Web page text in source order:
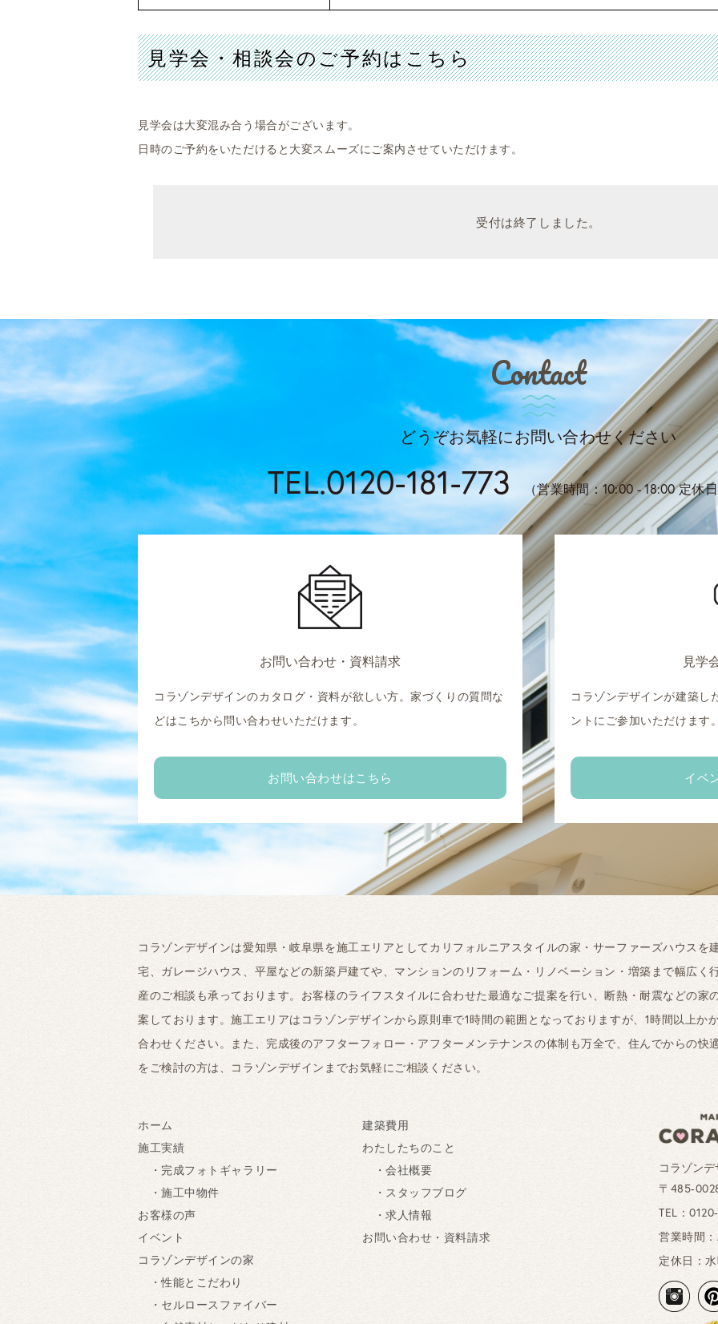
見学会・相談会のご予約はこちら
見学会は大変混み合う場合がございます。
日時のご予約をいただけると大変スムーズにご案内させていただけます。
受付は終了しました。
Contact
どうぞお気軽にお問い合わせください
TEL.0120-181-773 （営業時間：10:00 - 18:00 定休
お問い合わせ・資料請求
コラゾンデザインのカタログ・資料が欲しい方。家づくりの質問な
どはこちから問い合わせいただけます。
お問い合わせはこちら
見学
コラゾンデザインが建築し
ントにご参加いただけます
イベ
コラゾンデザインは愛知県・岐阜県を施工エリアとしてカリフォルニアスタイルの家・サーファーズハウスを
宅、ガレージハウス、平屋などの新築戸建てや、マンションのリフォーム・リノベーション・増築まで幅広く
産のご相談も承っております。お客様のライフスタイルに合わせた最適なご提案を行い、断熱・耐震などの家
案しております。施工エリアはコラゾンデザインから原則車で1時間の範囲となっておりますが、1時間以上か
合わせください。また、完成後のアフターフォロー・アフターメンテナンスの体制も万全で、住んでからの快
をご検討の方は、コラゾンデザインまでお気軽にご相談ください。
ホーム
施工実績
・完成フォトギャラリー
・施工中物件
お客様の声
イベント
コラゾンデザインの家
・性能とこだわり
・セルロースファイバー
建築費用
わたしたちのこと
・会社概要
・スタッフブログ
・求人情報
お問い合わせ・資料請求
コラゾン
〒485-
TEL：
営業時間
定休日：